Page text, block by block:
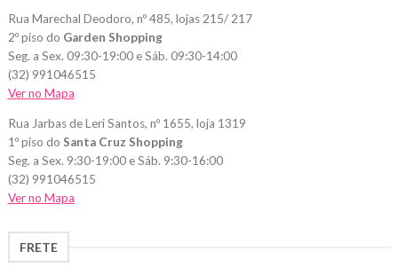
Rua Marechal Deodoro, nº 485, lojas 215/ 217
2º piso do Garden Shopping
Seg. a Sex. 09:30-19:00 e Sáb. 09:30-14:00
(32) 991046515
Ver no Mapa
Rua Jarbas de Leri Santos, nº 1655, loja 1319
1º piso do Santa Cruz Shopping
Seg. a Sex. 9:30-19:00 e Sáb. 9:30-16:00
(32) 991046515
Ver no Mapa
FRETE